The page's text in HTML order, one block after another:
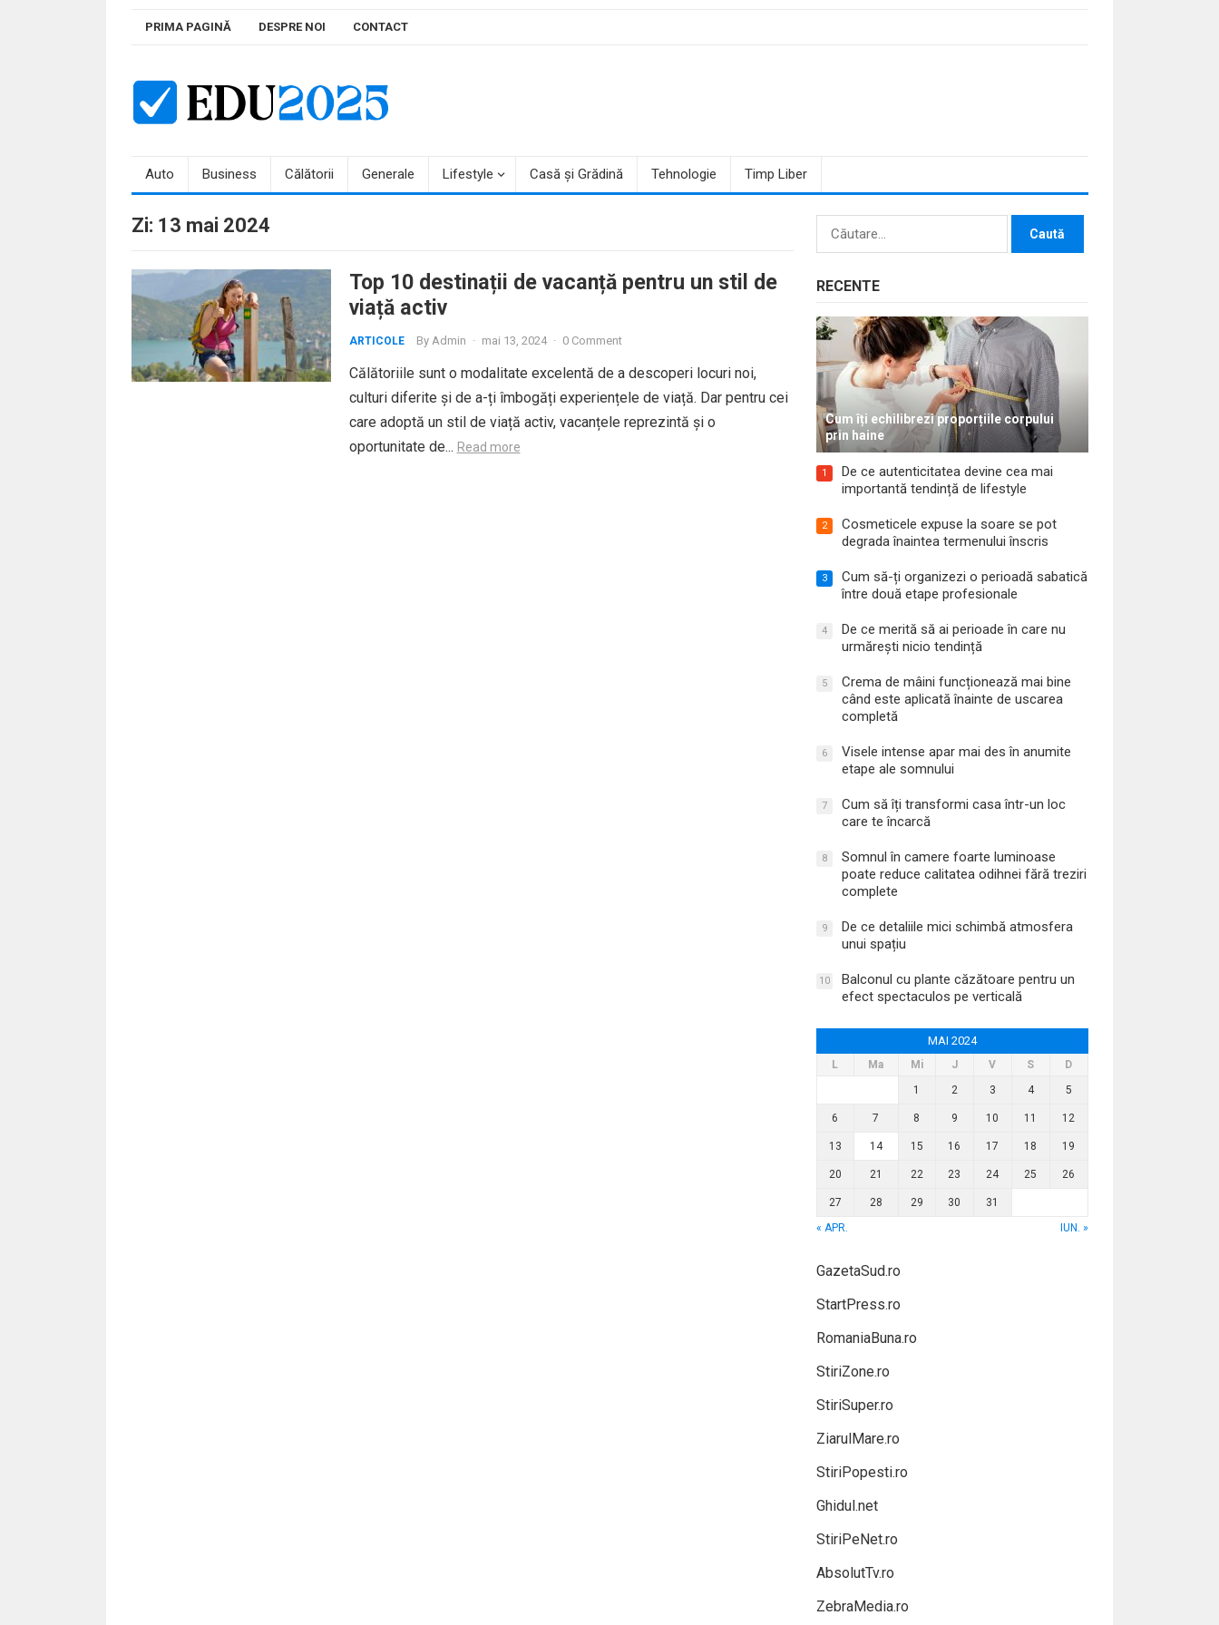
PRIMA PAGINĂ DESPRE NOI CONTACT
Auto Business Călătorii Generale Lifestyle Casă și Grădină Tehnologie Timp Liber
Zi: 13 mai 2024
Top 10 destinații de vacanță pentru un stil de
viață activ
ARTICOLE By Admin · mai 13, 2024 · 0 Comment
Călătoriile sunt o modalitate excelentă de a descoperi locuri noi,
culturi diferite și de a-ți îmbogăți experiențele de viață. Dar pentru cei
care adoptă un stil de viață activ, vacanțele reprezintă și o
oportunitate de... Read more
Caută
RECENTE
Cum îți echilibrezi proporțiile corpului
prin haine
1
De ce autenticitatea devine cea mai
importantă tendință de lifestyle
2
Cosmeticele expuse la soare se pot
degrada înaintea termenului înscris
3
Cum să-ți organizezi o perioadă sabatică
între două etape profesionale
4
De ce merită să ai perioade în care nu
urmărești nicio tendință
5
Crema de mâini funcționează mai bine
când este aplicată înainte de uscarea
completă
6
Visele intense apar mai des în anumite
etape ale somnului
7
Cum să îți transformi casa într-un loc
care te încarcă
8
Somnul în camere foarte luminoase
poate reduce calitatea odihnei fără treziri
complete
9
De ce detaliile mici schimbă atmosfera
unui spațiu
10
Balconul cu plante căzătoare pentru un
efect spectaculos pe verticală
MAI 2024
L Ma Mi J V S
D
1
2 3 4 5
6 7 8 9 10 11 12
13 14 15 16 17 18 19
20 21 22 23 24 25 26
27 28 29 30
31
« APR.
IUN. »
GazetaSud.ro
StartPress.ro
RomaniaBuna.ro
StiriZone.ro
StiriSuper.ro
ZiarulMare.ro
StiriPopesti.ro
Ghidul.net
StiriPeNet.ro
AbsolutTv.ro
ZebraMedia.ro